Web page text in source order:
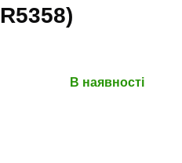
В наявності